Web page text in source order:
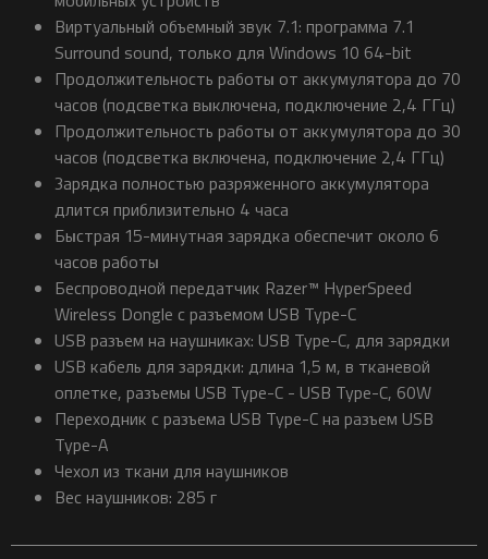
Виртуальный объемный звук 7.1: программа 7.1
Surround sound, только для Windows 10 64-bit
Продолжительность работы от аккумулятора до 70
часов (подсветка выключена, подключение 2,4 ГГц)
Продолжительность работы от аккумулятора до 30
часов (подсветка включена, подключение 2,4 ГГц)
Зарядка полностью разряженного аккумулятора
длится приблизительно 4 часа
Быстрая 15-минутная зарядка обеспечит около 6
часов работы
Беспроводной передатчик Razer™ HyperSpeed
Wireless Dongle с разъемом USB Type-C
USB разъем на наушниках: USB Type-C, для зарядки
USB кабель для зарядки: длина 1,5 м, в тканевой
оплетке, разъемы USB Type-C - USB Type-C, 60W
Переходник с разъема USB Type-C на разъем USB
Type-A
Чехол из ткани для наушников
Вес наушников: 285 г